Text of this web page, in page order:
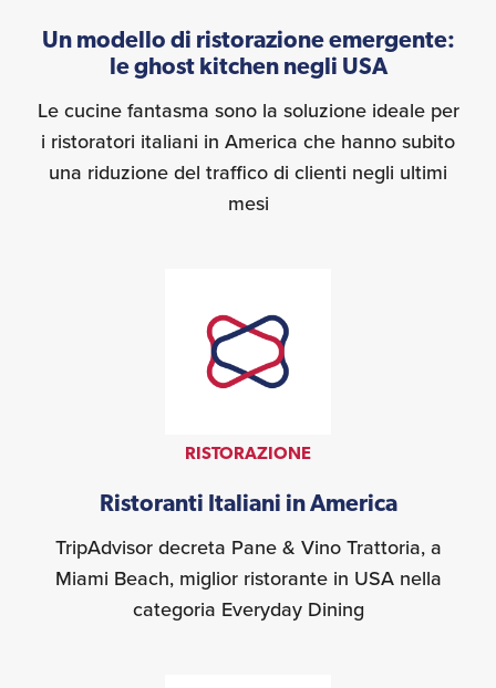
Un modello di ristorazione emergente:
le ghost kitchen negli USA
Le cucine fantasma sono la soluzione ideale per
i ristoratori italiani in America che hanno subito
una riduzione del traffico di clienti negli ultimi
mesi
RISTORAZIONE
Ristoranti Italiani in America
TripAdvisor decreta Pane & Vino Trattoria, a
Miami Beach, miglior ristorante in USA nella
categoria Everyday Dining